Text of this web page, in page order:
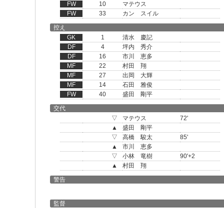
FW
10
マテウス
FW
33
カン スイル
控え
GK
1
清水 慶記
DF
4
坪内 秀介
DF
16
市川 恵多
MF
22
村田 翔
MF
27
出岡 大輝
MF
14
石田 雅俊
FW
40
盛田 剛平
交代
▽
マテウス
72'
▲
盛田 剛平
▽
高橋 駿太
85'
▲
市川 恵多
▽
小林 竜樹
90'+2
▲
村田 翔
警告
監督